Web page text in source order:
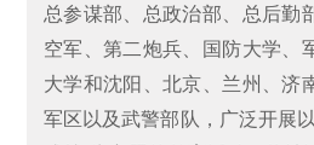
总参谋部、总政治部、总后勤
空军、第二炮兵、国防大学、
大学和沈阳、北京、兰州、济
军区以及武警部队，广泛开展